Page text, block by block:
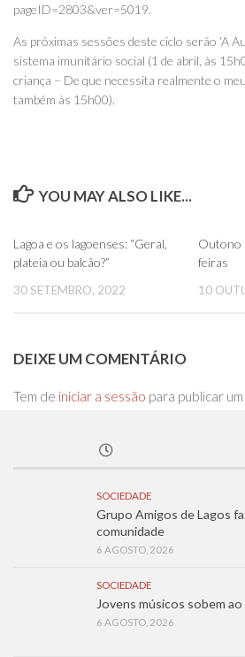
pageID=2803&ver=5019.
As próximas sessões deste ciclo serão ‘A
sistema imunitário social (1 de abril, às
criança – De que necessita realmente o meu
também às 15h00).
YOU MAY ALSO LIKE...
Lagoa e os lagoenses: “Geral,
plateia ou balcão?”
30 SETEMBRO, 2022
Outono
feiras
10
DEIXE UM COMENTÁRIO
Tem de iniciar a sessão para publicar
SOCIEDADE
Grupo Amigos de Lagos
comunidade
6 AGOSTO, 2026
SOCIEDADE
Jovens músicos sobem ao
6 AGOSTO, 2026